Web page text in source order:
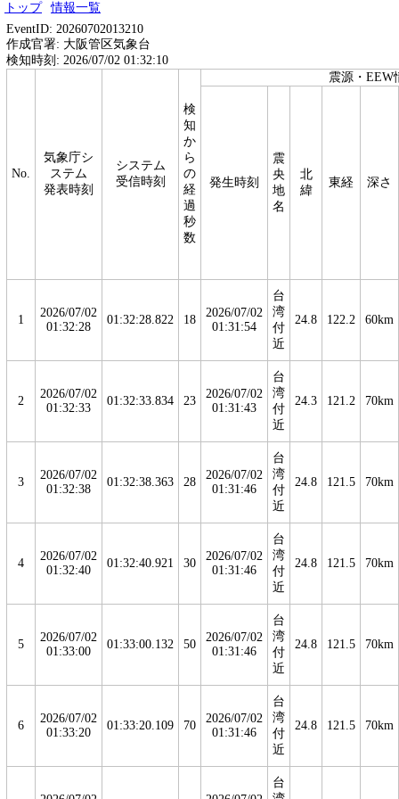
トップ
情報一覧
EventID: 20260702013210
作成官署: 大阪管区気象台
検知時刻: 2026/07/02 01:32:10
No.
気象庁シ
ステム
発表時刻
システム
受信時刻
検
知
か
ら
の
経
過
秒
数
震源・EEW
発生時刻
震
央
地
名
北
緯
東経 深さ
1
2026/07/02
01:32:28
01:32:28.822 18
2026/07/02
01:31:54
台
湾
付
近
24.8 122.2 60km
2
2026/07/02
01:32:33
01:32:33.834 23
2026/07/02
01:31:43
台
湾
付
近
24.3 121.2 70km
3
2026/07/02
01:32:38
01:32:38.363 28
2026/07/02
01:31:46
台
湾
付
近
24.8 121.5 70km
4
2026/07/02
01:32:40
01:32:40.921 30
2026/07/02
01:31:46
台
湾
付
近
24.8 121.5 70km
5
2026/07/02
01:33:00
01:33:00.132 50
2026/07/02
01:31:46
台
湾
付
近
24.8 121.5 70km
6
2026/07/02
01:33:20
01:33:20.109 70
2026/07/02
01:31:46
台
湾
付
近
24.8 121.5 70km
台